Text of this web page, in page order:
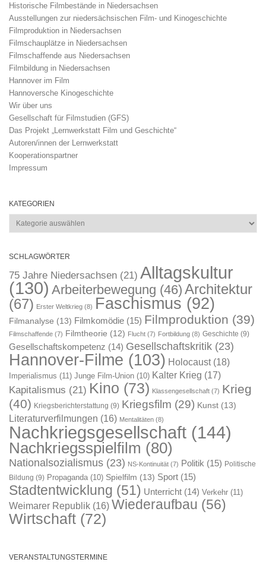
Historische Filmbestände in Niedersachsen
Ausstellungen zur niedersächsischen Film- und Kinogeschichte
Filmproduktion in Niedersachsen
Filmschauplätze in Niedersachsen
Filmschaffende aus Niedersachsen
Filmbildung in Niedersachsen
Hannover im Film
Hannoversche Kinogeschichte
Wir über uns
Gesellschaft für Filmstudien (GFS)
Das Projekt „Lernwerkstatt Film und Geschichte“
Autoren/innen der Lernwerkstatt
Kooperationspartner
Impressum
KATEGORIEN
Kategorien
SCHLAGWÖRTER
75 Jahre Niedersachsen (21) Alltagskultur
(130) Arbeiterbewegung (46) Architektur
(67) Erster Weltkrieg (8) Faschismus (92)
Filmanalyse (13) Filmkomödie (15) Filmproduktion (39)
Filmschaffende (7) Filmtheorie (12) Flucht (7) Fortbildung (8) Geschichte (9)
Gesellschaftskompetenz (14) Gesellschaftskritik (23)
Hannover-Filme (103) Holocaust(18)
Imperialismus (11) Junge Film-Union (10) Kalter Krieg (17)
Kapitalismus (21) Kino (73) Klassengesellschaft (7) Krieg
(40) Kriegsberichterstattung (9) Kriegsfilm (29) Kunst (13)
Literaturverfilmungen (16) Mentalitäten (8)
Nachkriegsgesellschaft (144)
Nachkriegsspielfilm (80)
Nationalsozialismus (23) NS-Kontinuität (7) Politik (15) Politische
Bildung (9) Propaganda (10) Spielfilm (13) Sport (15)
Stadtentwicklung (51) Unterricht (14) Verkehr (11)
Weimarer Republik (16) Wiederaufbau (56)
Wirtschaft (72)
VERANSTALTUNGSTERMINE